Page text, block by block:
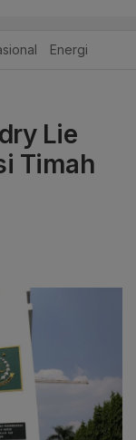
Energi
Lie
Timah